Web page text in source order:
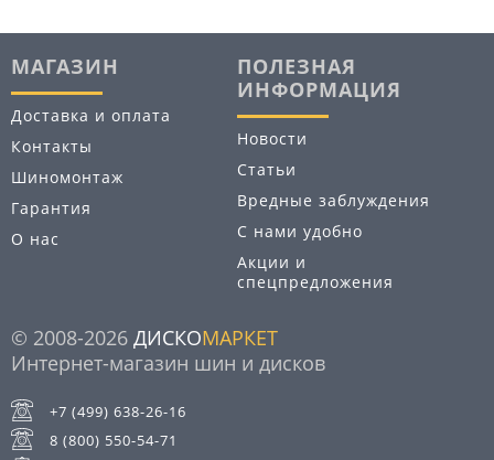
МАГАЗИН
Доставка и оплата
Контакты
Шиномонтаж
Гарантия
О нас
ПОЛЕЗНАЯ
ИНФОРМАЦИЯ
Новости
Статьи
Вредные заблуждения
С нами удобно
Акции и
спецпредложения
© 2008-2026 ДИСКОМАРКЕТ
Интернет-магазин шин и дисков
+7 (499) 638-26-16
8 (800) 550-54-71